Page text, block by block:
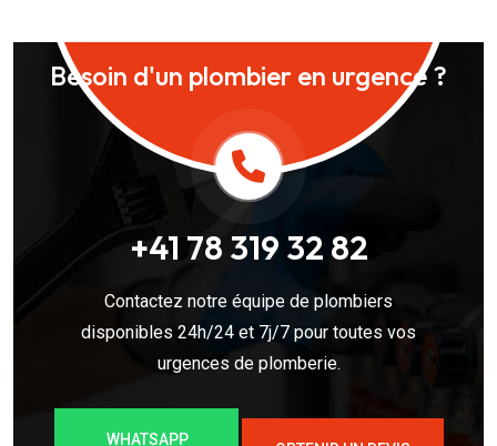
Besoin d'un plombier en urgence ?
+41 78 319 32 82
Contactez notre équipe de plombiers
disponibles 24h/24 et 7j/7 pour toutes vos
urgences de plomberie.
WHATSAPP